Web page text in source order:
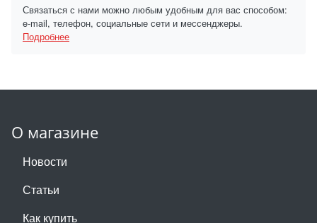
Связаться с нами можно любым удобным для вас способом:
e-mail, телефон, социальные сети и мессенджеры.
Подробнее
О магазине
Новости
Статьи
Как купить